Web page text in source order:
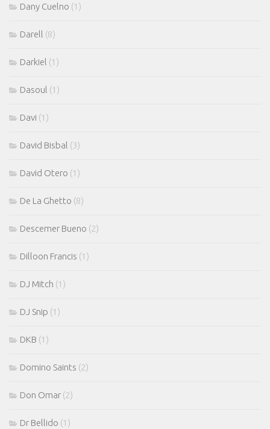
Dany Cuelno (1)
Darell (8)
Darkiel (1)
Dasoul (1)
Davi (1)
David Bisbal (3)
David Otero (1)
De La Ghetto (8)
Descemer Bueno (2)
Dilloon Francis (1)
DJ Mitch (1)
DJ Snip (1)
DKB (1)
Domino Saints (2)
Don Omar (2)
Dr Bellido (1)